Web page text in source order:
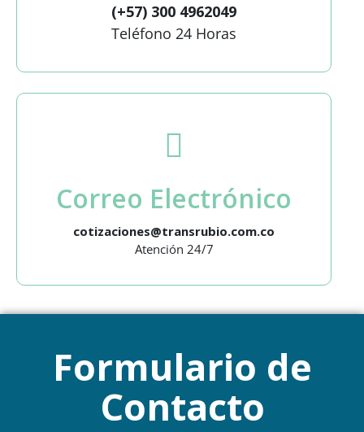
(+57) 300 4962049
Teléfono 24 Horas
Correo Electrónico
cotizaciones@transrubio.com.co
Atención 24/7
Formulario de
Contacto